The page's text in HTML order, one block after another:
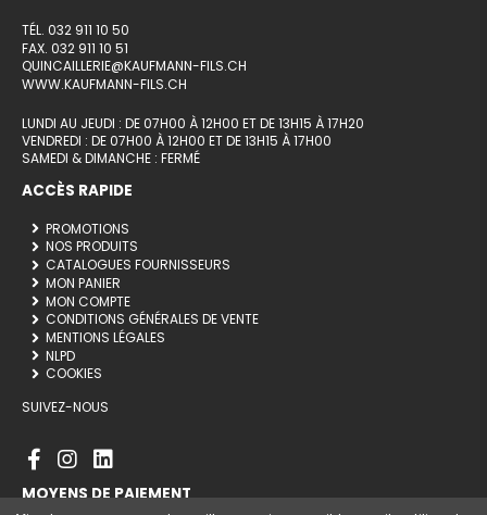
TÉL. 032 911 10 50
FAX. 032 911 10 51
QUINCAILLERIE@KAUFMANN-FILS.CH
WWW.KAUFMANN-FILS.CH
LUNDI AU JEUDI : DE 07H00 À 12H00 ET DE 13H15 À 17H20
VENDREDI : DE 07H00 À 12H00 ET DE 13H15 À 17H00
SAMEDI & DIMANCHE : FERMÉ
ACCÈS RAPIDE
PROMOTIONS
NOS PRODUITS
CATALOGUES FOURNISSEURS
MON PANIER
MON COMPTE
CONDITIONS GÉNÉRALES DE VENTE
MENTIONS LÉGALES
NLPD
COOKIES
SUIVEZ-NOUS
MOYENS DE PAIEMENT